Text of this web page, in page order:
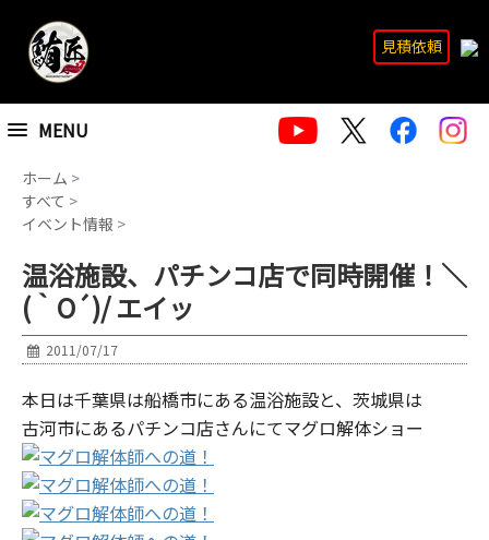
MENU
見積依頼
ホーム >
すべて >
イベント情報 >
温浴施設、パチンコ店で同時開催！＼
(｀O´)/ エイッ
2011/07/17
本日は千葉県は船橋市にある温浴施設と、茨城県は
古河市にあるパチンコ店さんにてマグロ解体ショー